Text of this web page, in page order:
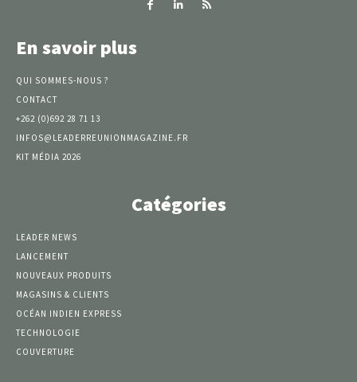
En savoir plus
QUI SOMMES-NOUS ?
CONTACT
+262 (0)692 28 71 13
INFOS@LEADERREUNIONMAGAZINE.FR
KIT MÉDIA 2026
Catégories
LEADER NEWS
LANCEMENT
NOUVEAUX PRODUITS
MAGASINS & CLIENTS
OCÉAN INDIEN EXPRESS
TECHNOLOGIE
COUVERTURE